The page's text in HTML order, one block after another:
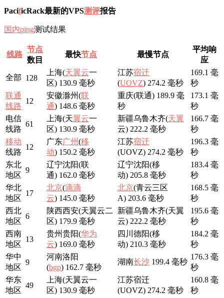
PacificRack最新的VPS测评报告
国内ping测试结果
线路
节点
数目
最快节点 最慢节点
平均响
应
全部 128
上海(天翼云一
区) 130.9 毫秒
江苏宿迁
(UOVZ) 274.2 毫秒
169.1 毫
秒
联通
线路
12
安徽滁州(联
通) 148.6 毫秒
重庆(联通) 189.9 毫
秒
173.1 毫
秒
电信
线路
61
上海(天翼云一
区) 130.9 毫秒
新疆乌鲁木齐(天翼
云) 222.2 毫秒
166.7 毫
秒
移动
线路
12
广东广州(移
动) 150.2 毫秒
江苏宿迁
(UOVZ) 274.2 毫秒
196.3 毫
秒
东北
地区
9
辽宁沈阳(联
通) 162.0 毫秒
辽宁沈阳(移
动) 205.8 毫秒
183.4 毫
秒
华北
地区
17
北京(滴滴
云) 145.0 毫秒
北京(青云三区
A) 203.6 毫秒
168.5 毫
秒
西北
地区
6
陕西西安(天翼云二
区) 179.9 毫秒
新疆乌鲁木齐(天翼
云) 222.2 毫秒
195.6 毫
秒
西南
地区
13
贵州贵阳(华为
云) 169.0 毫秒
四川德阳(移
动) 210.3 毫秒
184.2 毫
秒
华中
地区
9
河南洛阳
(bgp) 162.7 毫秒
湖南长沙 199.4 毫秒
176.3 毫
秒
华东
地区
49
上海(天翼云一
区) 130.9 毫秒
江苏宿迁
(UOVZ) 274.2 毫秒
160.8 毫
秒